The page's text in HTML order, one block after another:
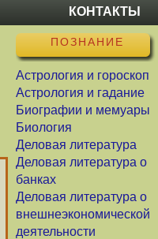
КОНТАКТЫ
ПОЗНАНИЕ
Астрология и гороскоп
Астрология и гадание
Биографии и мемуары
Биология
Деловая литература
Деловая литература о
банках
Деловая литература о
внешнеэкономической
деятельности